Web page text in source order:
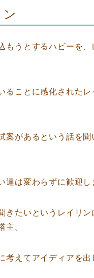
もうとするハビーを
ることに感化された
案があるという話を
達は変わらずに歓迎し
きたいというレイリ
主。
考えてアイディアを出